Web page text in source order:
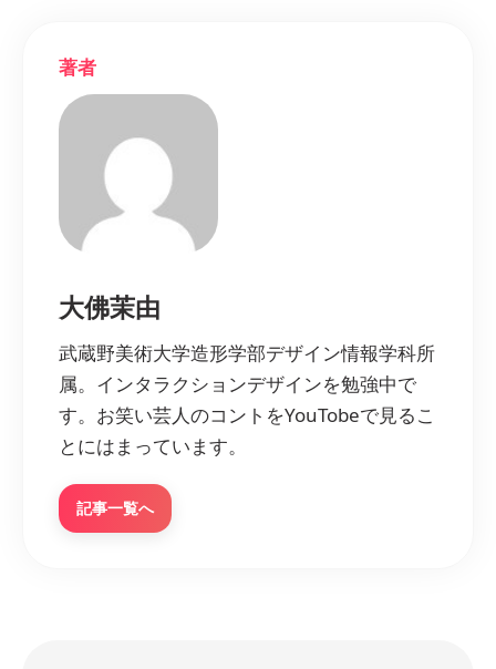
著者
大佛茉由
武蔵野美術大学造形学部デザイン情報学科所
属。インタラクションデザインを勉強中で
す。お笑い芸人のコントをYouTobeで見るこ
とにはまっています。
記事一覧へ